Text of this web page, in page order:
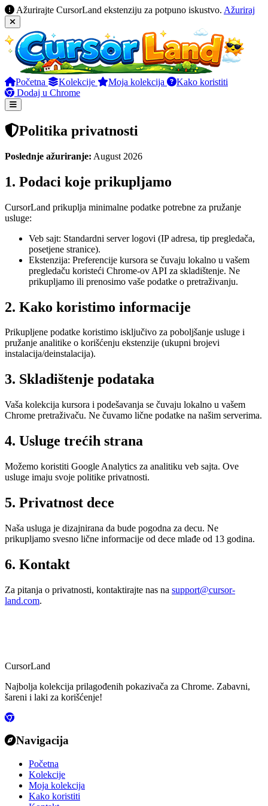
Ažurirajte CursorLand ekstenziju za potpuno iskustvo. Ažuriraj
Početna Kolekcije Moja kolekcija
Kako koristiti
Dodaj u Chrome
Politika privatnosti
Poslednje ažuriranje: August 2026
1. Podaci koje prikupljamo
CursorLand prikuplja minimalne podatke potrebne za pružanje
usluge:
Veb sajt: Standardni server logovi (IP adresa, tip pregledača,
posetjene stranice).
Ekstenzija: Preferencije kursora se čuvaju lokalno u vašem
pregledaču koristeći Chrome-ov API za skladištenje. Ne
prikupljamo ili prenosimo vaše podatke o pretraživanju.
2. Kako koristimo informacije
Prikupljene podatke koristimo isključivo za poboljšanje usluge i
pružanje analitike o korišćenju ekstenzije (ukupni brojevi
instalacija/deinstalacija).
3. Skladištenje podataka
Vaša kolekcija kursora i podešavanja se čuvaju lokalno u vašem
Chrome pretraživaču. Ne čuvamo lične podatke na našim serverima.
4. Usluge trećih strana
Možemo koristiti Google Analytics za analitiku veb sajta. Ove
usluge imaju svoje politike privatnosti.
5. Privatnost dece
Naša usluga je dizajnirana da bude pogodna za decu. Ne
prikupljamo svesno lične informacije od dece mlađe od 13 godina.
6. Kontakt
Za pitanja o privatnosti, kontaktirajte nas na support@cursor-
land.com.
CursorLand
Najbolja kolekcija prilagođenih pokazivača za Chrome. Zabavni,
šareni i laki za korišćenje!
Navigacija
Početna
Kolekcije
Moja kolekcija
Kako koristiti